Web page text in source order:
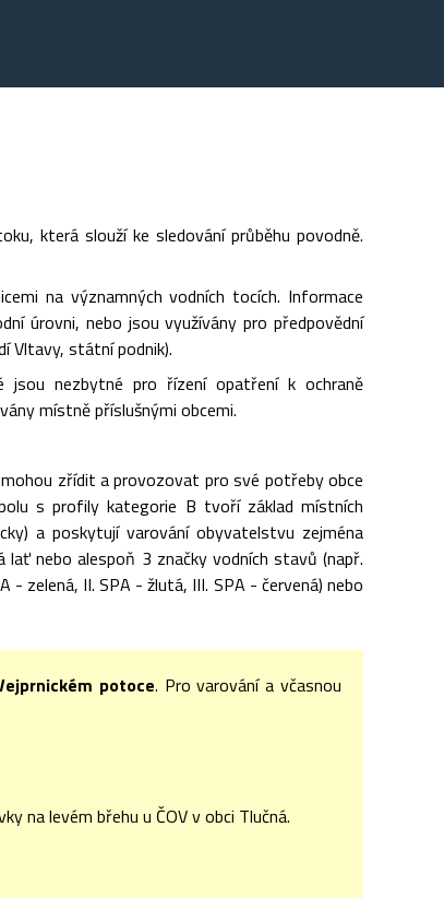
která slouží ke sledování průběhu povodně.
na významných vodních tocích. Informace
úrovni, nebo jsou využívány pro předpovědní
Vltavy, státní podnik).
nezbytné pro řízení opatření k ochraně
místně příslušnými obcemi.
zřídit a provozovat pro své potřeby obce
s profily kategorie B tvoří základ místních
a poskytují varování obyvatelstvu zejména
lať nebo alespoň 3 značky vodních stavů (např.
zelená, II. SPA - žlutá, III. SPA - červená) nebo
potoce. Pro varování a včasnou
na levém břehu u ČOV v obci Tlučná.